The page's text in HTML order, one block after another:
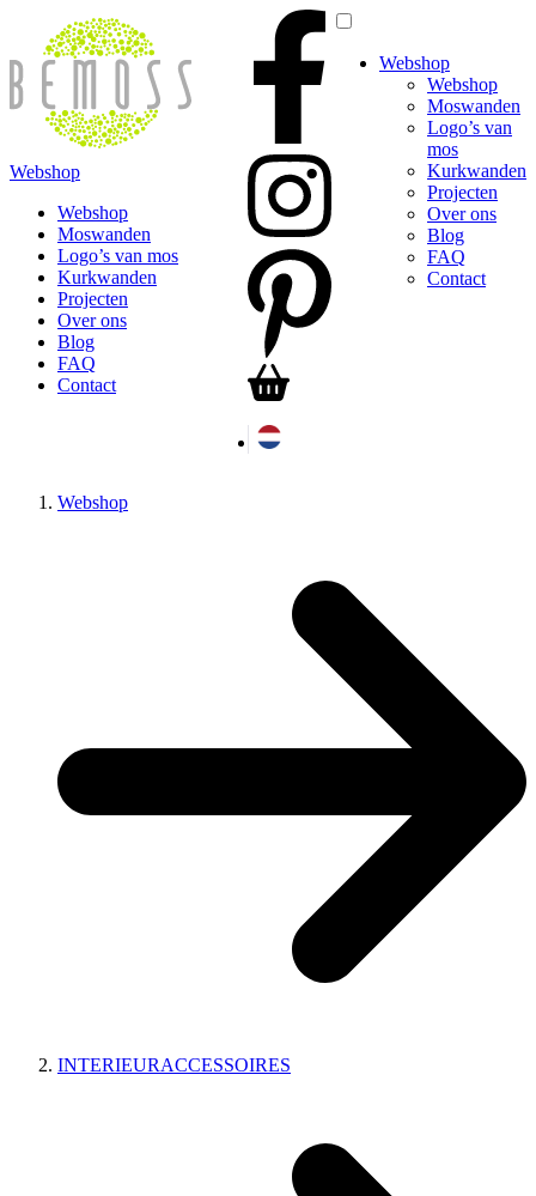
Webshop
Webshop
Moswanden
Logo’s van mos
Kurkwanden
Projecten
Over ons
Blog
FAQ
Contact
Webshop
Webshop
Moswanden
Logo’s van
mos
Kurkwanden
Projecten
Over ons
Blog
FAQ
Contact
Webshop
INTERIEURACCESSOIRES